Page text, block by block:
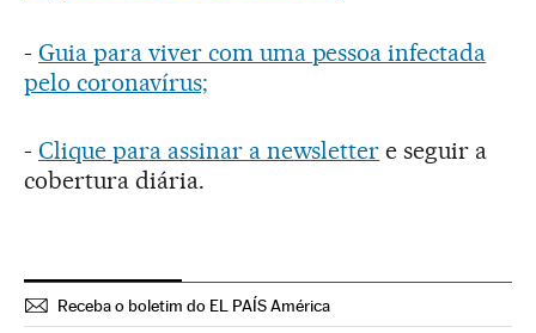
- Guia para viver com uma pessoa infectada
pelo coronavírus;
- Clique para assinar a newsletter e seguir a
cobertura diária.
Receba o boletim do EL PAÍS América